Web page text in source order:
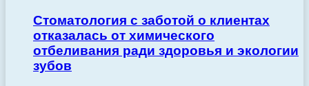
Стоматология с заботой о клиентах
отказалась от химического
отбеливания ради здоровья и экологии
зубов